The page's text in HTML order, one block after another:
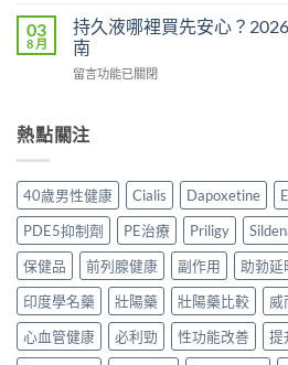
多？
正
確
一
次
清
楚〉
中
是
心
作
香
家
實
測
評
價〉
中
完
整
分
析
見
用、
安
全
服
方
法
與
正
貨
香
港
邊
度
貨？
購
買
渠
道
價
錢
完
整
指
03
8 月
持久液哪裡買先安心？
南
在
液
哪
買
先
安
心？
2026
年
香
港
延
時
留言功能已關閉
熱點關注
40歲男性健康 Cialis Dapoxetine
PDE5抑制劑
PE治療 Priligy
保健品
前列腺健康 副作用 助勃延
印度學名藥
壯陽藥 壯陽藥比較 威
心血管健康
必利勁 性功能改善 提